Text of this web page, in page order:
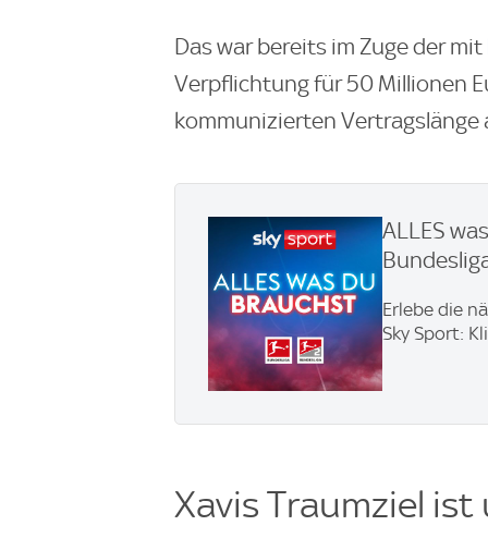
Das war bereits im Zuge der mit
Verpflichtung für 50 Millionen
kommunizierten Vertragslänge
ALLES
Erlebe die
Sky Sport:
Xavis Traumziel